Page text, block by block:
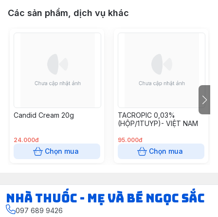
Các sản phẩm, dịch vụ khác
Candid Cream 20g
24.000đ
Chọn mua
TACROPIC 0,03%
(HỘP/1TUYP)- VIỆT NAM
95.000đ
Chọn mua
Nhà Thuốc - Mẹ và Bé Ngọc Sắc
097 689 9426